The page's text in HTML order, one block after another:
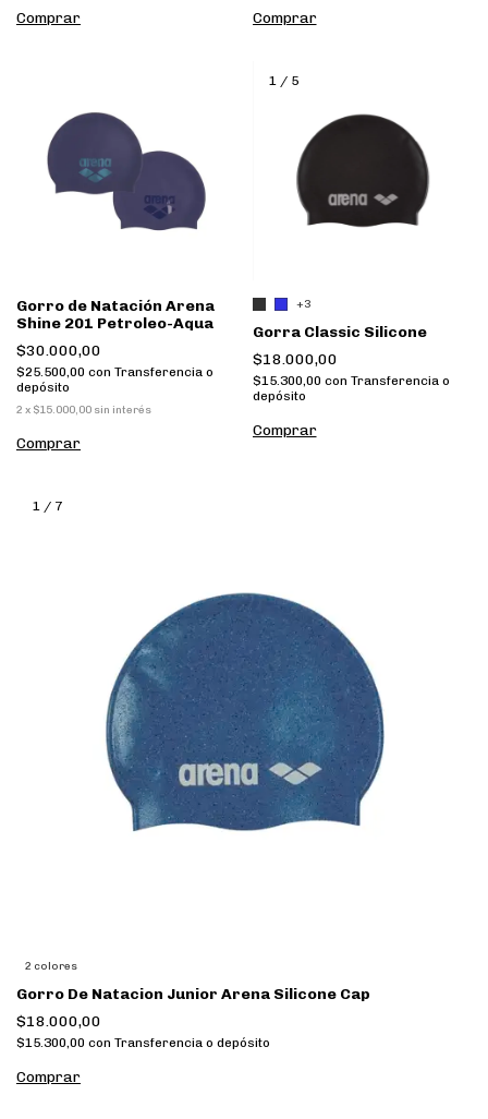
Comprar Comprar
Gorro de Natación Arena
Shine 201 Petroleo-Aqua
$30.000,00
$25.500,00 con Transferencia o
depósito
2 x $15.000,00 sin interés
Comprar
1 / 5
+3
Gorra Classic Silicone
$18.000,00
$15.300,00 con Transferencia o
depósito
Comprar
1 / 7
2 colores
Gorro De Natacion Junior Arena Silicone Cap
$18.000,00
$15.300,00 con Transferencia o depósito
Comprar